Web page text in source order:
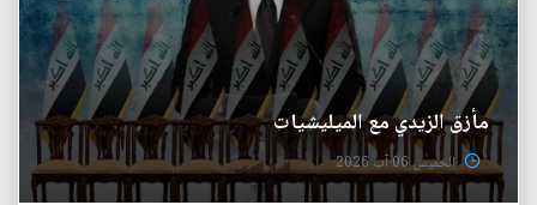
مأزق الزيدي مع الميليشيات
الخميس 06 آب 2026